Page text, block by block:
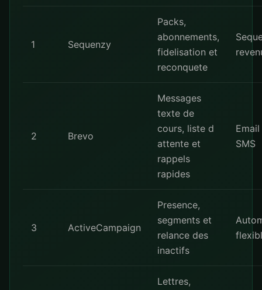
1 Sequenzy
Packs,
abonnements,
fidelisation et
reconquete
2 Brevo
Messages
texte de
cours, liste d
attente et
rappels
rapides
SMS
3 ActiveCampaign
Presence,
segments et
relance des
inactifs
Lettres,